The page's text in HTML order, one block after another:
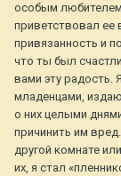
особым
приветствовал
привязанность и
что ты был
вами эту радость.
младенцами,
о них целыми
причинить им
другой комнате
их, я стал